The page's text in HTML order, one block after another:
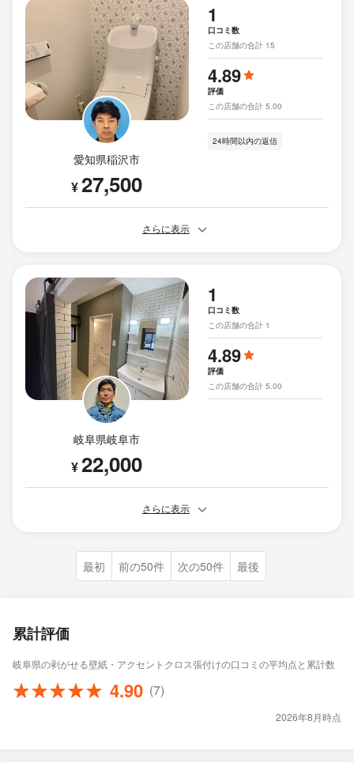
愛知県稲沢市
¥27,500
1
口コミ数
この店舗の合計 15
4.89
評価
この店舗の合計 5.00
24時間以内の返信
さらに表示
岐阜県岐阜市
¥22,000
1
口コミ数
この店舗の合計 1
4.89
評価
この店舗の合計 5.00
さらに表示
最初 前の50件 次の50件 最後
累計評価
岐阜県の剥がせる壁紙・アクセントクロス張付けの口コミの平均点と累計数
4.90 (7)
2026年8月時点